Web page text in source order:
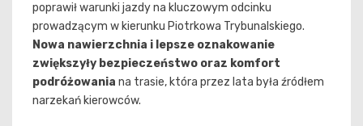
poprawił warunki jazdy na kluczowym odcinku
prowadzącym w kierunku Piotrkowa Trybunalskiego.
Nowa nawierzchnia i lepsze oznakowanie
zwiększyły bezpieczeństwo oraz komfort
podróżowania na trasie, która przez lata była źródłem
narzekań kierowców.